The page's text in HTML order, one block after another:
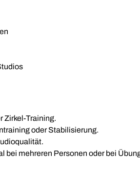
Zirkel-Training.
oder Stabilisierung.
bei mehreren Personen oder bei